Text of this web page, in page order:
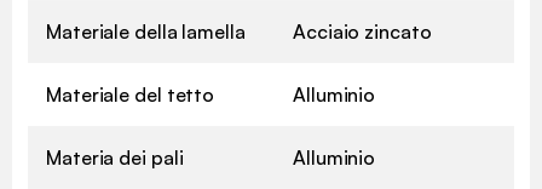
Materiale della lamella Acciaio zincato
Materiale del tetto Alluminio
Materia dei pali Alluminio